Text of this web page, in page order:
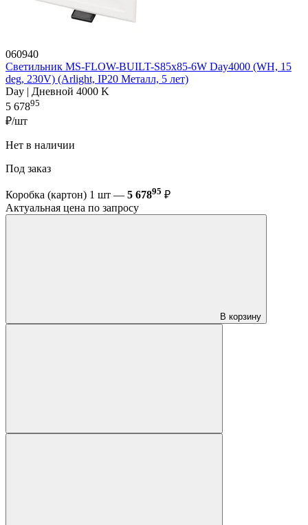
060940
Светильник MS-FLOW-BUILT-S85x85-6W Day4000 (WH, 15
deg, 230V) (Arlight, IP20 Металл, 5 лет)
Day | Дневной 4000 K
5 67895
₽/шт
Нет в наличии
Под заказ
Коробка (картон) 1 шт — 5 67895 ₽
Актуальная цена по запросу
В корзину